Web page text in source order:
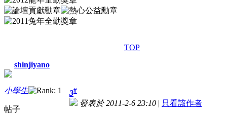
TOP
shinjiyano
小學生
帖子
3#
發表於 2011-2-6 23:10 | 只看該作者